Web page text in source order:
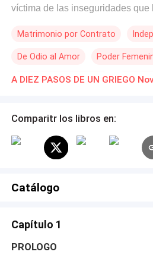
víctima de las inseguridades
aquel entonces estaba
Papadakis. Ella era una Ninfa de
ogros de pantano como él.
que ahora era codiciado no solo
que la vida de su único familiar,
Ulises Kronos se apaga. Como
de la transnacional Kronos Inc.
cosas en orden, y llevarse al
Matrimonio por Contrato
De Odio al Amor Poder
Millonario Instantáneo
Comparitr los libros en:
Catálogo
Capítulo 1
PROLOGO